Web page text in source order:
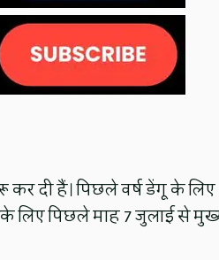
कर दी हैं। पिछले वर्ष डेंगू के लिए
लिए पिछले माह 7 जुलाई से